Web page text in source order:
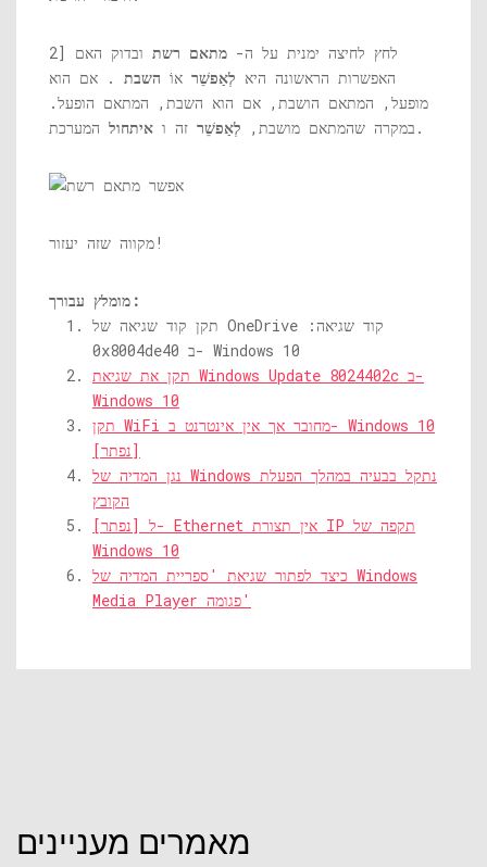
2] לחץ לחיצה ימנית על ה- מתאם רשת ובדוק האם
האפשרות הראשונה היא לְאַפשֵׁר אוֹ השבת . אם הוא
מופעל, המתאם הושבת, אם הוא השבת, המתאם הופעל.
במקרה שהמתאם מושבת, לְאַפשֵׁר זה ו איתחול המערכת.
מקווה שזה יעזור!
מומלץ עבורך:
תקן קוד שגיאה של OneDrive קוד שגיאה:
0x8004de40 ב- Windows 10
תקן את שגיאת Windows Update 8024402c ב-
Windows 10
תקן WiFi מחובר אך אין אינטרנט ב- Windows 10
[נפתר]
נגן המדיה של Windows נתקל בבעיה במהלך הפעלת
הקובץ
[נפתר] ל- Ethernet אין תצורת IP תקפה של
Windows 10
כיצד לפתור שגיאת 'ספריית המדיה של Windows
Media Player פגומה'
מאמרים מעניינים